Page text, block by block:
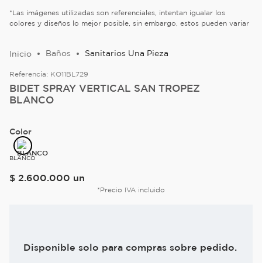
*Las imágenes utilizadas son referenciales, intentan igualar los
colores y diseños lo mejor posible, sin embargo, estos pueden variar
Baños Sanitarios Una Pieza
Referencia: KO11BL729
BIDET SPRAY VERTICAL SAN TROPEZ
BLANCO
Color
BLANCO
$ 2.600.000 un
*Precio IVA incluido
Disponible solo para compras sobre pedido.